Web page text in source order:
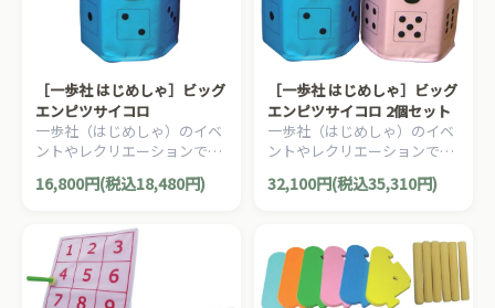
［一歩社 はじめしゃ］ビッグ
エンピツサイコロ
一歩社（はじめしゃ）のイベ
ントやレクリエーションで利
ンピツころがしタイプのおも
16,800円(税込18,480円)
［一歩社 はじめしゃ］ビッグ
エンピツサイコロ 2個セット
一歩社（はじめしゃ）のイベ
ントやレクリエーションで利
ンピツころがしタイプのおも
32,100円(税込35,310円)